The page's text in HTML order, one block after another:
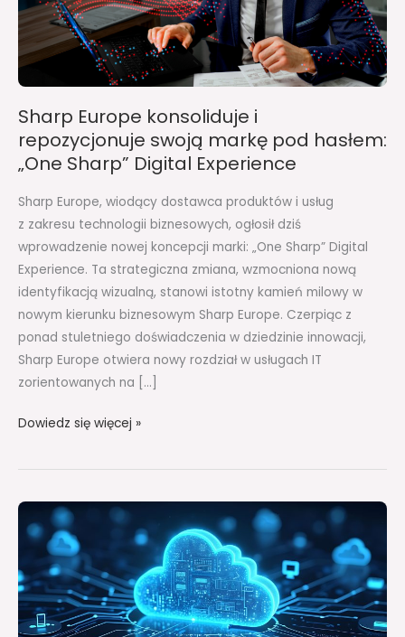
Sharp Europe konsoliduje i
repozycjonuje swoją markę pod hasłem:
„One Sharp” Digital Experience
Sharp Europe, wiodący dostawca produktów i usług
z zakresu technologii biznesowych, ogłosił dziś
wprowadzenie nowej koncepcji marki: „One Sharp” Digital
Experience. Ta strategiczna zmiana, wzmocniona nową
identyfikacją wizualną, stanowi istotny kamień milowy w
nowym kierunku biznesowym Sharp Europe. Czerpiąc z
ponad stuletniego doświadczenia w dziedzinie innowacji,
Sharp Europe otwiera nowy rozdział w usługach IT
zorientowanych na […]
swoją
markę
pod
hasłem:
„One
Digital
Experience
Dowiedz się więcej »
Sharp
Europe
Przyspieszenie
rozwoju
branży